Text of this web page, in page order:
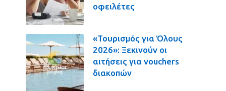
οφειλέτες
«Τουρισμός για Όλους
2026»: Ξεκινούν οι
αιτήσεις για vouchers
διακοπών